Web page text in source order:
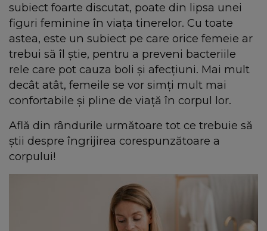
subiect foarte discutat, poate din lipsa unei
figuri feminine în viața tinerelor. Cu toate
astea, este un subiect pe care orice femeie ar
trebui să îl știe, pentru a preveni bacteriile
rele care pot cauza boli și afecțiuni. Mai mult
decât atât, femeile se vor simți mult mai
confortabile și pline de viață în corpul lor.
Află din rândurile următoare tot ce trebuie să
știi despre îngrijirea corespunzătoare a
corpului!